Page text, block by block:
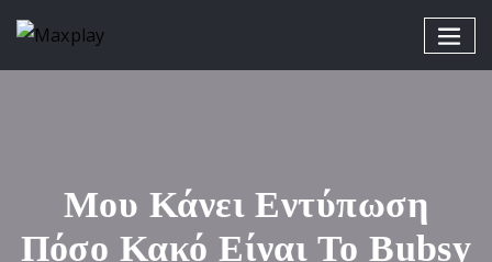
Μου Κάνει Εντύπωση
Πόσο Κακό Είναι Το Bubsy